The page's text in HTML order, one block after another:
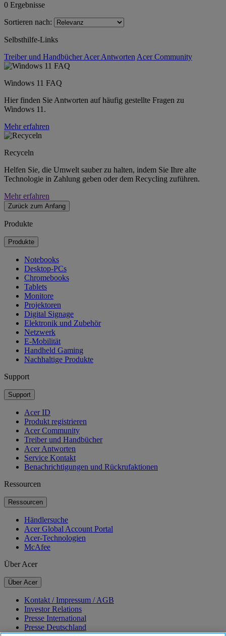
0 Ergebnisse
Sortieren nach:
Selbsthilfe-Links
Treiber und HandbücherAcer Antworten Acer Community
Windows 11 FAQ
Hier finden Sie Antworten auf häufig gestellte Fragen zu
Windows 11.
Mehr erfahren
Recyceln
Helfen Sie, die Umwelt sauber zu halten, indem Sie Ihre alte
Technologie in Zahlung geben oder dem Recycling zuführen.
Mehr erfahren
Zurück zum Anfang
Produkte
Produkte
Notebooks
Desktop-PCs
Chromebooks
Tablets
Monitore
Projektoren
Digital Signage
Elektronik und Zubehör
Netzwerk
E-Mobilität
Handheld Gaming
Nachhaltige Produkte
Support
Support
Acer ID
Produkt registrieren
Acer Community
Treiber und Handbücher
Acer Antworten
Service Kontakt
Benachrichtigungen und Rückrufaktionen
Ressourcen
Ressourcen
Händlersuche
Acer Global Account Portal
Acer-Technologien
McAfee
Über Acer
Über Acer
Kontakt / Impressum / AGB
Investor Relations
Presse International
Presse Deutschland